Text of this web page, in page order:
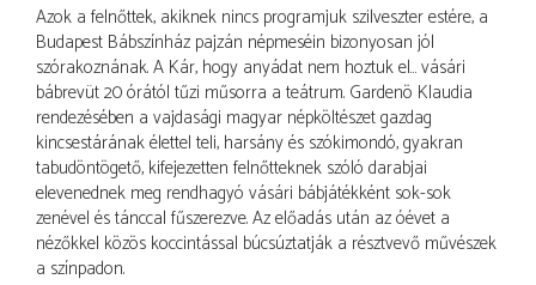
Azok a felnőttek, akiknek nincs programjuk szilveszter estére, a
Budapest Bábszínház pajzán népmeséin bizonyosan jól
szórakoznának. A Kár, hogy anyádat nem hoztuk el… vásári
bábrevüt 20 órától tűzi műsorra a teátrum. Gardenö Klaudia
rendezésében a vajdasági magyar népköltészet gazdag
kincsestárának élettel teli, harsány és szókimondó, gyakran
tabudöntögető, kifejezetten felnőtteknek szóló darabjai
elevenednek meg rendhagyó vásári bábjátékként sok-sok
zenével és tánccal fűszerezve. Az előadás után az óévet a
nézőkkel közös koccintással búcsúztatják a résztvevő művészek
a színpadon.